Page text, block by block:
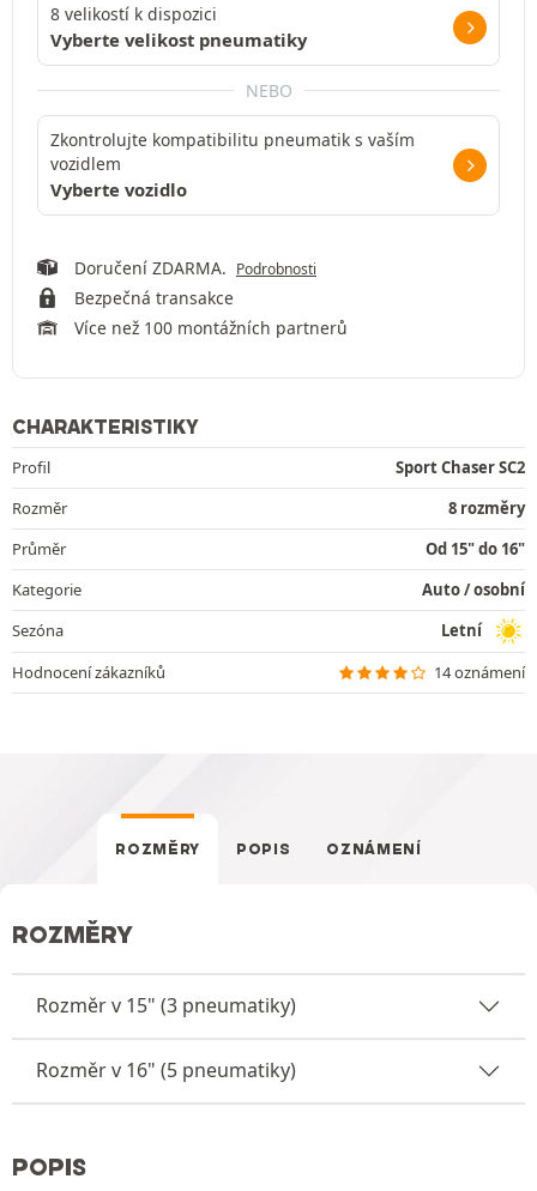
8 velikostí k dispozici
Vyberte velikost pneumatiky
NEBO
Zkontrolujte kompatibilitu pneumatik s vaším
vozidlem
Vyberte vozidlo
Doručení ZDARMA. Podrobnosti
Bezpečná transakce
Více než 100 montážních partnerů
CHARAKTERISTIKY
Profil
Sport Chaser SC2
Rozměr
8 rozměry
Průměr
Od 15" do 16"
Kategorie
Auto / osobní
Sezóna
Letní
Hodnocení zákazníků
14 oznámení
ROZMĚRY POPIS OZNÁMENÍ
ROZMĚRY
Rozměr v 15" (3 pneumatiky)
Rozměr v 16" (5 pneumatiky)
POPIS